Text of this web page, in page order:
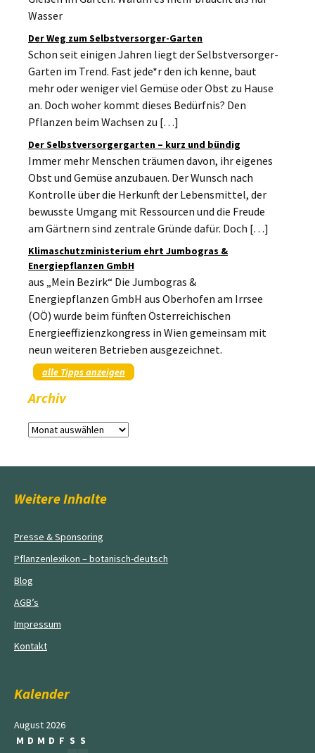
Wasser
Der Weg zum Selbstversorger-Garten
Schon seit einigen Jahren liegt der Selbstversorger-
Garten im Trend. Fast jede*r den ich kenne, baut
mehr oder weniger viel Gemüse oder Obst zu Hause
an. Doch woher kommt dieses Bedürfnis? Den
Pflanzen beim Wachsen zu […]
Der Selbstversorgergarten – kurz und bündig
Immer mehr Menschen träumen davon, ihr eigenes
Obst und Gemüse anzubauen. Der Wunsch nach
Kontrolle über die Herkunft der Lebensmittel, der
bewusste Umgang mit Ressourcen und die Freude
am Gärtnern sind zentrale Gründe dafür. Doch […]
Klimaschutzministerium ehrt Jumbogras &
Energiepflanzen GmbH
aus „Mein Bezirk“ Die Jumbogras &
Energiepflanzen GmbH aus Oberhofen am Irrsee
(OÖ) wurde beim fünften Österreichischen
Energieeffizienzkongress in Wien gemeinsam mit
neun weiteren Betrieben ausgezeichnet.
alle Tipps anzeigen
Archiv
Archiv
Weitere Inhalte
Presse & Sponsoring
Pflanzenlexikon – botanisch-deutsch
Blog
AGB’s
Impressum
Kontakt
Kalender
August 2026
M D M D F S S